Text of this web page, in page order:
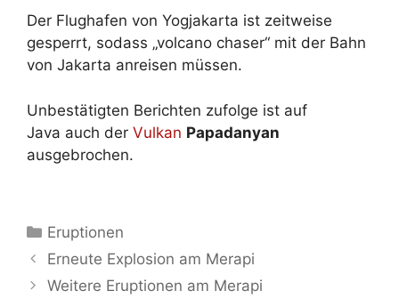
Der Flughafen von Yogjakarta ist zeitweise
gesperrt, sodass „volcano chaser“ mit der Bahn
von Jakarta anreisen müssen.
Unbestätigten Berichten zufolge ist auf
Java auch der Vulkan Papadanyan
ausgebrochen.
Kategorien
Eruptionen
Erneute Explosion am Merapi
Weitere Eruptionen am Merapi